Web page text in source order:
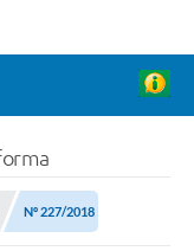
Nº 227/2018